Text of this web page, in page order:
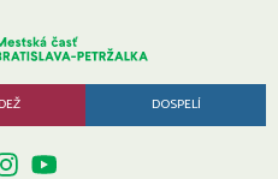
DOSPELÍ